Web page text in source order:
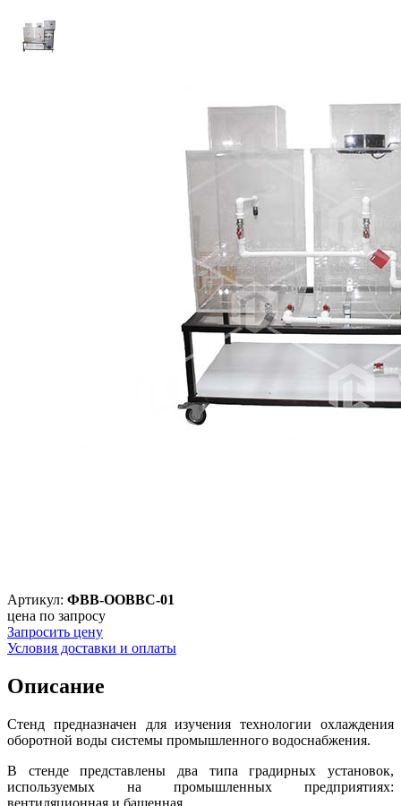
Артикул: ФВВ-ООВВС-01
цена по запросу
Запросить цену
Условия доставки и оплаты
Описание
Стенд предназначен для изучения технологии охлаждения
оборотной воды системы промышленного водоснабжения.
В стенде представлены два типа градирных установок,
используемых на промышленных предприятиях:
вентиляционная и башенная.